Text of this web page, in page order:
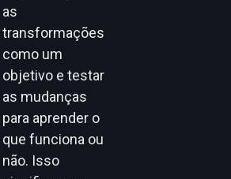
as
transformações
como um
objetivo e testar
as mudanças
para aprender o
que funciona ou
não. Isso